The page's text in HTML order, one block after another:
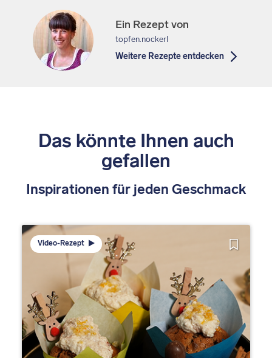
Ein Rezept von
topfen.nockerl
Weitere Rezepte entdecken
Das könnte Ihnen auch
gefallen
Inspirationen für jeden Geschmack
Video-Rezept